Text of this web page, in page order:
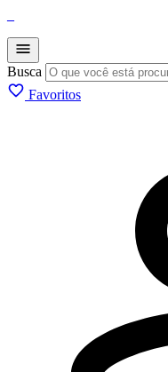
Busca
Favoritos